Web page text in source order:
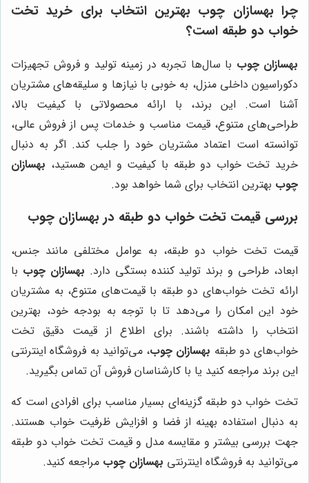
چرابهسازان چوب بهترین انتخاب برای خرید تخت
خواب دو طبقه است؟
بهسازان چوب با سال‌ها تجربه در زمینه تولید و فروش تجهیزات
دکوراسیون داخلی منزل، به خوبی با نیازها و سلیقه‌های مشتریان
آشنا است. این برند، با ارائه محصولاتی با کیفیت بالا،
طراحی‌های متنوع، قیمت مناسب و خدمات پس از فروش عالی،
توانسته است اعتماد مشتریان خود را جلب کند. اگر به دنبال
خرید تخت خواب دو طبقه با کیفیت و ایمن هستید، بهسازان
چوب بهترین انتخاب برای شما خواهد بود.
بررسی قیمت تخت خواب دو طبقه در بهسازان چوب
قیمت تخت خواب دو طبقه، به عوامل مختلفی مانند جنس،
ابعاد، طراحی و برند تولید کننده بستگی دارد. بهسازان چوب با
ارائه تخت خواب‌های دو طبقه با قیمت‌های متنوع، به مشتریان
خود این امکان را می‌دهد تا با توجه به بودجه خود، بهترین
انتخاب را داشته باشند. برای اطلاع از قیمت دقیق تخت
خواب‌های دو طبقه بهسازان چوب، می‌توانید به فروشگاه اینترنتی
این برند مراجعه کنید یا با کارشناسان فروش آن تماس بگیرید.
تخت خواب دو طبقه گزینه‌ای بسیار مناسب برای افرادی است که
به دنبال استفاده بهینه از فضا و افزایش ظرفیت خواب هستند.
جهت بررسی بیشتر و مقایسه مدل و قیمت تخت خواب دو طبقه
می‌توانید به فروشگاه اینترنتی بهسازان چوب مراجعه کنید.